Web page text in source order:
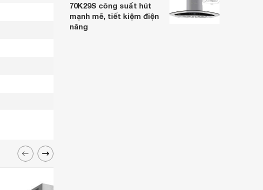
70K29S công suất hút
mạnh mẽ, tiết kiệm điện
năng